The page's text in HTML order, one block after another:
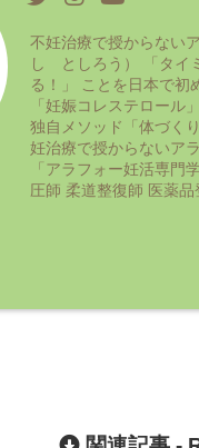
不妊治療で授からな
し としろう） 「タイ
る！」 ことを日本で初
「妊娠コレステロール
独自メソッド「体づく
妊治療で授からないア
「アラフォー妊活専門
圧師 柔道整復師 医薬